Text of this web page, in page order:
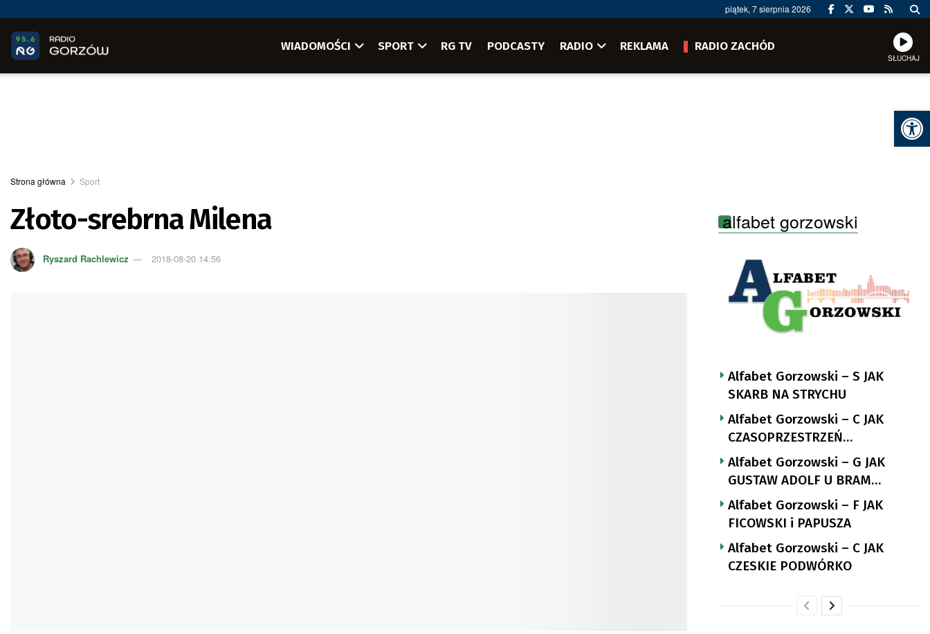
piątek, 7 sierpnia 2026
WIADOMOŚCI SPORT RG TV PODCASTY RADIO REKLAMA RADIO ZACHÓD
SŁUCHAJ
Strona główna Sport
Złoto-srebrna Milena
Ryszard Rachlewicz 2018-08-20 14:56
alfabet gorzowski
Alfabet Gorzowski – S JAK
SKARB NA STRYCHU
Alfabet Gorzowski – C JAK
CZASOPRZESTRZEŃ
NUTTGENSA
Alfabet Gorzowski – G JAK
GUSTAW ADOLF U BRAM
LANDSBERGA
Alfabet Gorzowski – F JAK
FICOWSKI i PAPUSZA
Alfabet Gorzowski – C JAK
CZESKIE PODWÓRKO